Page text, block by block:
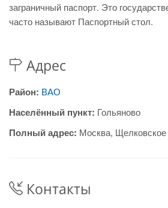
заграничный паспорт. Это
часто называют Паспортный стол.
Адрес
Район: ВАО
Населённый пункт: Гольяново
Полный адрес: Москва,
Контакты